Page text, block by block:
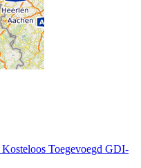
Kosteloos Toegevoegd GDI-